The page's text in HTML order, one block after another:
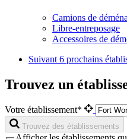
Camions de
Libre-entreposage
Accessoires de
Suivant 6 prochains
Trouvez un
Votre établissement*
Trouvez des établissements